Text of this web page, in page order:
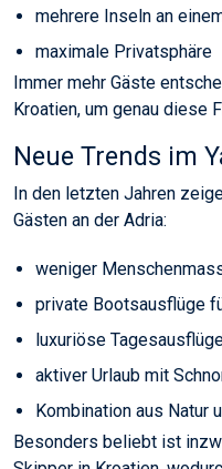
mehrere Inseln an
maximale Privatsphäre
Immer mehr Gäste
Kroatien, um genau diese
Neue Trends im
In den letzten Jahren
Gästen an der Adria:
weniger
private Bootsausflüge
luxuriöse
aktiver Urlaub mit
Kombination aus Natur
Besonders beliebt ist